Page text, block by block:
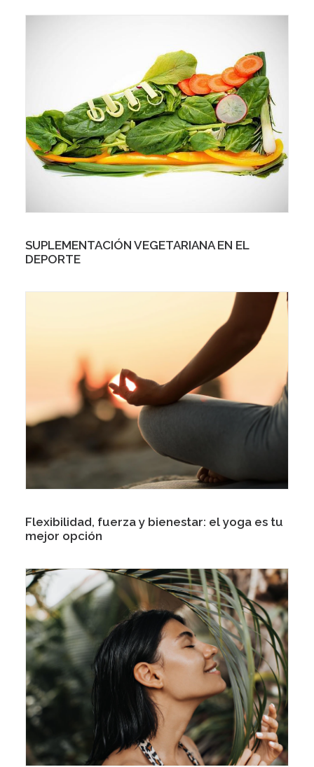
SUPLEMENTACIÓN VEGETARIANA EN EL
DEPORTE
Flexibilidad, fuerza y bienestar: el yoga es tu
mejor opción